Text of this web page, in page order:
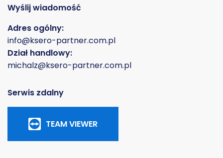
Wyślij wiadomość
Adres ogólny:
info@ksero-partner.com.pl
Dział handlowy:
michalz@ksero-partner.com.pl
Serwis zdalny
TEAM VIEWER